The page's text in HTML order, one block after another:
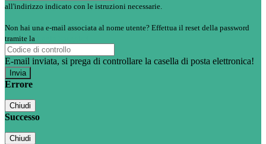
all'indirizzo indicato con le istruzioni necessarie.
Non hai una e-mail associata al nome utente? Effettua il reset della password
tramite la
E-mail inviata, si prega di controllare la casella di posta elettronica!
Errore
Chiudi
Successo
Chiudi